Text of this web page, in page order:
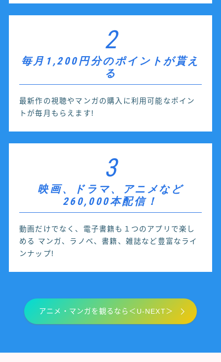
2
毎月1,200円分のポイントが貰え
る
最新作の視聴やマンガの購入に利用可能なポイン
トが毎月もらえます!
3
映画、ドラマ、アニメなど
260,000本配信！
動画だけでなく、電子書籍も１つのアプリで楽し
める マンガ、ラノベ、書籍、雑誌など豊富なライ
ンナップ!
アニメ・マンガを観るなら＜U-NEXT＞